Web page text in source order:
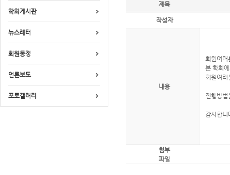
학회게시판
뉴스레터
회원동정
언론보도
포토갤러리
제목
작성자
내용
회원여러
본 학회
회원여러
진행방법
감사합
첨부
파일